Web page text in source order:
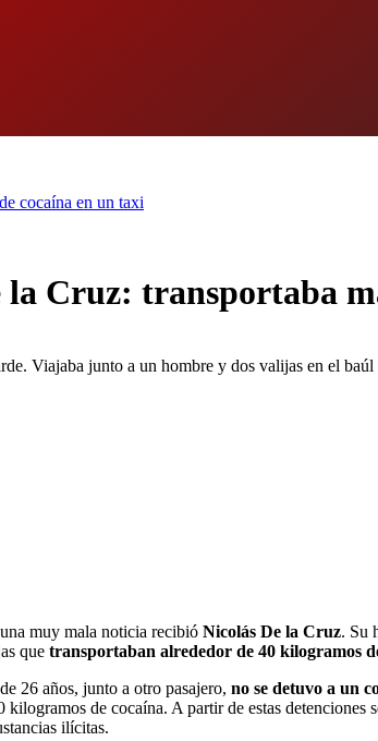
cocaína en un taxi
Cruz: transportaba
Viajaba junto a un hombre y dos valijas en el baúl
muy mala noticia recibió Nicolás De la Cruz. Su
que transportaban alrededor de 40 kilogramos
26 años, junto a otro pasajero, no se detuvo a un
de cocaína. A partir de estas
ilícitas.